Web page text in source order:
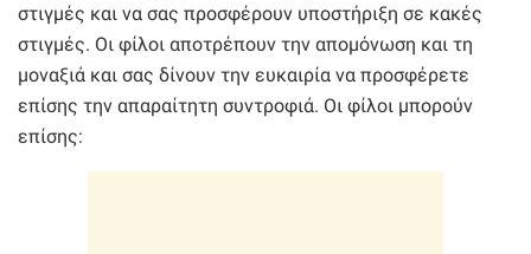
στιγμές και να σας προσφέρουν υποστήριξη σε κακές
στιγμές. Οι φίλοι αποτρέπουν την απομόνωση και τη
μοναξιά και σας δίνουν την ευκαιρία να προσφέρετε
επίσης την απαραίτητη συντροφιά. Οι φίλοι μπορούν
επίσης: